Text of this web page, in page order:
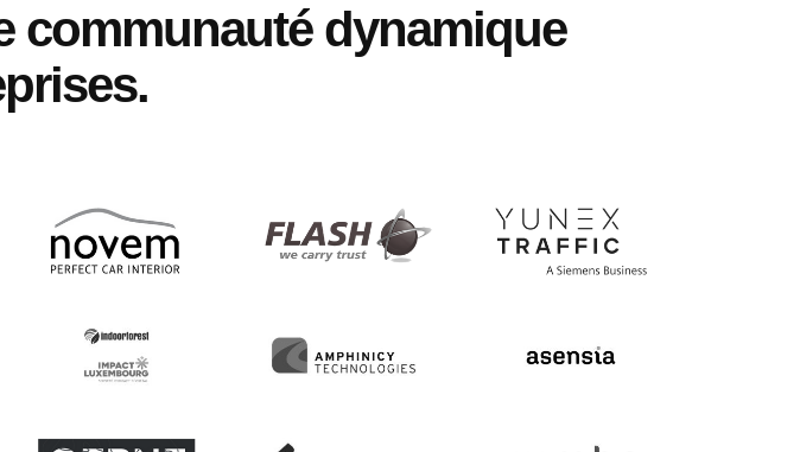
communauté dynamique